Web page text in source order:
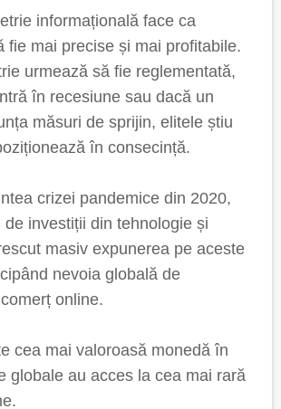
informațională face ca
fie mai precise și mai profitabile.
urmează să fie reglementată,
în recesiune sau dacă un
măsuri de sprijin, elitele știu
în consecință.
crizei pandemice din 2020,
de investiții din tehnologie și
masiv expunerea pe aceste
nevoia globală de
online.
cea mai valoroasă monedă în
globale au acces la cea mai rară